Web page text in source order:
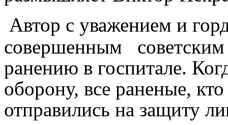
Автор с уважением и
совершенным советским
ранению в госпитале.
оборону, все раненые,
отправились на защиту